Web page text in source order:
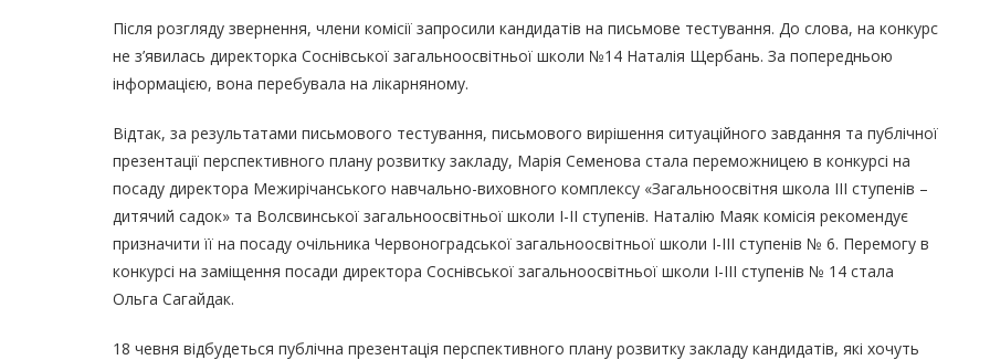
Після розгляду звернення, члени комісії запросили кандидатів на письмове тестування. До слова, на конкурс
не з’явилась директорка Соснівської загальноосвітньої школи №14 Наталія Щербань. За попередньою
інформацією, вона перебувала на лікарняному.
Відтак, за результатами письмового тестування, письмового вирішення ситуаційного завдання та публічної
презентації перспективного плану розвитку закладу, Марія Семенова стала переможницею в конкурсі на
посаду директора Межирічанського навчально-виховного комплексу «Загальноосвітня школа III ступенів –
дитячий садок» та Волсвинської загальноосвітньої школи І-ІІ ступенів. Наталію Маяк комісія рекомендує
призначити її на посаду очільника Червоноградської загальноосвітньої школи І-ІІІ ступенів № 6. Перемогу в
конкурсі на заміщення посади директора Соснівської загальноосвітньої школи І-ІІІ ступенів № 14 стала
Ольга Сагайдак.
18 чевня відбудеться публічна презентація перспективного плану розвитку закладу кандидатів, які хочуть